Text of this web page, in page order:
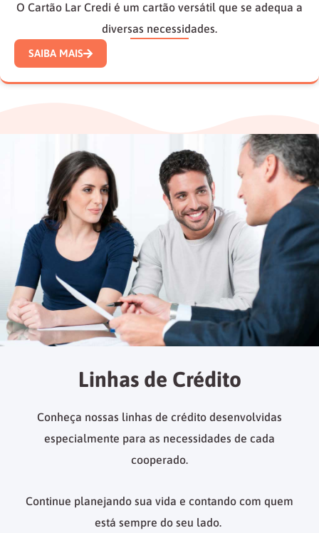
O Cartão Lar Credi é um cartão versátil que se adequa a
diversas necessidades.
SAIBA MAIS
Linhas de Crédito
Conheça nossas linhas de crédito desenvolvidas
especialmente para as necessidades de cada
cooperado.
Continue planejando sua vida e contando com quem
está sempre do seu lado.